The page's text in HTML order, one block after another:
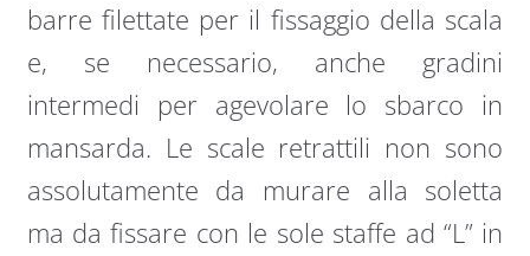
barre filettate per il fissaggio della scala
e, se necessario, anche gradini
intermedi per agevolare lo sbarco in
mansarda. Le scale retrattili non sono
assolutamente da murare alla soletta
ma da fissare con le sole staffe ad “L” in